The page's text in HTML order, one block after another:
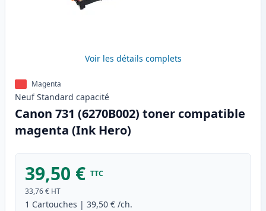
Voir les détails complets
Magenta
Neuf Standard capacité
Canon 731 (6270B002) toner compatible
magenta (Ink Hero)
39,50 € TTC
33,76 € HT
1 Cartouches | 39,50 € /ch.